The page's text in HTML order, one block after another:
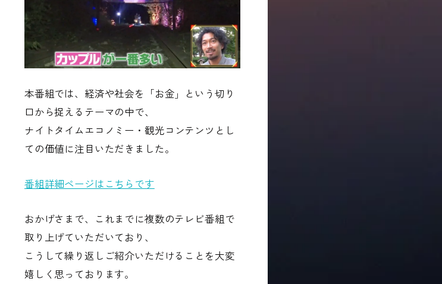
本番組では、経済や社会を「お金」という切り
口から捉えるテーマの中で、
ナイトタイムエコノミー ・観光コンテンツとし
ての価値に注目いただきました。
番組詳細ページはこちらです
おかげさまで、これまでに複数のテレビ番組で
取り上げていただいており、
こうして繰り返しご紹介いただけることを大変
嬉しく思っております。